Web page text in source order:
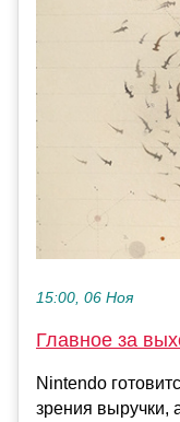
15:00, 06 Ноя
Главное за
Nintendo
зрения выручки,